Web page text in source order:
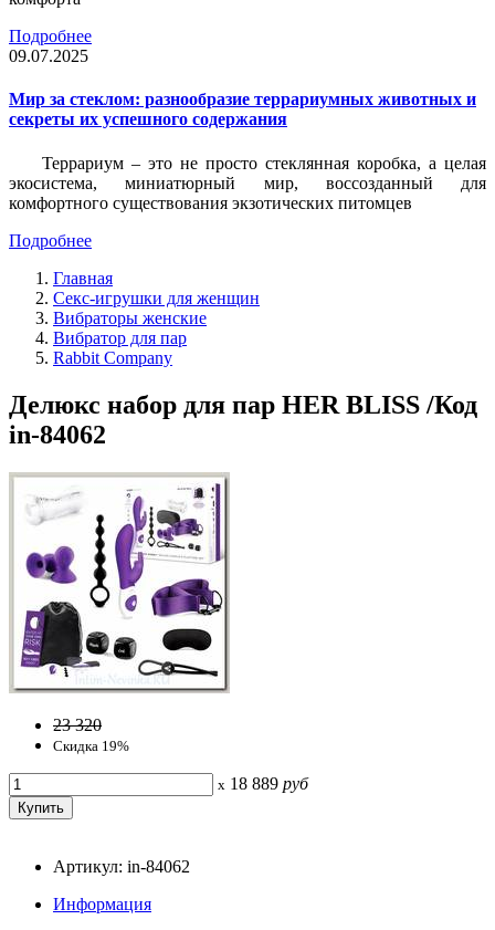
Подробнее
09.07.2025
Мир за стеклом: разнообразие террариумных животных и
секреты их успешного содержания
Террариум – это не просто стеклянная коробка, а целая
экосистема, миниатюрный мир, воссозданный для
комфортного существования экзотических питомцев
Подробнее
Главная
Секс-игрушки для женщин
Вибраторы женские
Вибратор для пар
Rabbit Company
Делюкс набор для пар HER BLISS /Код
in-84062
23 320
Скидка 19%
x 18 889 руб
Артикул: in-84062
Информация